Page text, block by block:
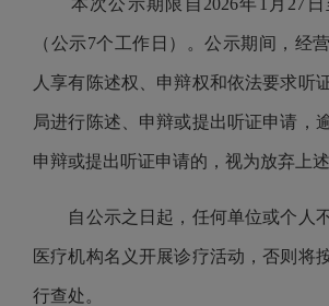
本次公示期限自2026年1月27日
（公示7个工作日）。公示期间，经
人享有陈述权、申辩权和依法要求听
局进行陈述、申辩或提出听证申请，
申辩或提出听证申请的，视为放弃上述
自公示之日起，任何单位或个人
医疗机构名义开展诊疗活动，否则将
行查处。